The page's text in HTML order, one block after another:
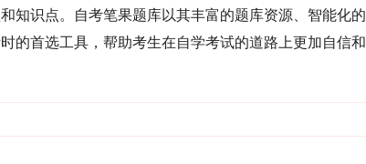
知识点。自考笔果题库以其丰富的题库资源、智能化的
的首选工具，帮助考生在自学考试的道路上更加自信和